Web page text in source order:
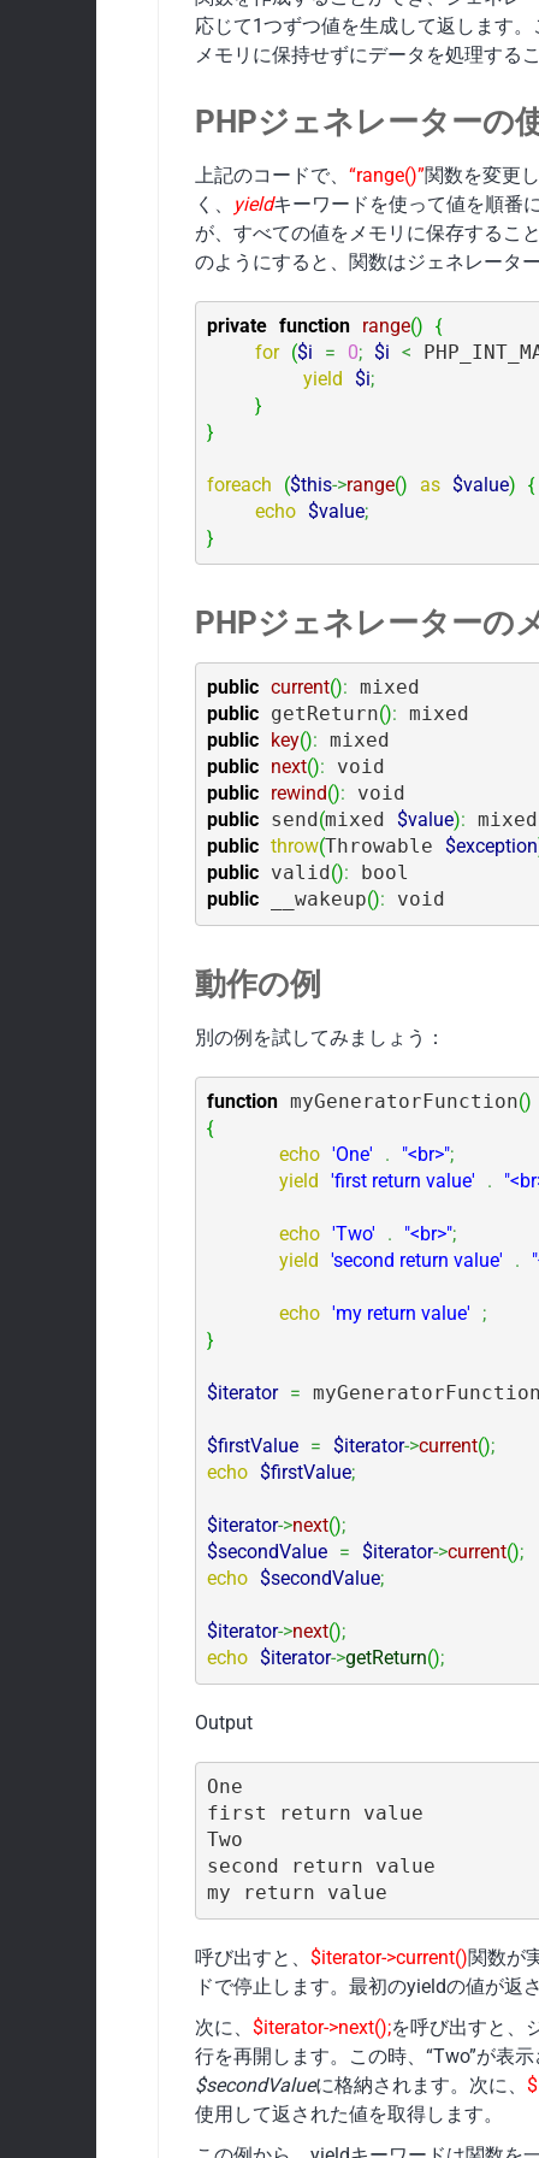
応じて1つずつ値を生成して返します
メモリに保持せずにデータを処理する
PHPジェネレーターの
上記のコードで、 “range()”関数を変更
く、
yieldキーワードを使って値を順番
が、すべての値をメモリに保存するこ
のようにすると、関数はジェネレータ
private function range() {
for ($i = 0; $i <
yield $i;
}
}
foreach ($this->range() as $value) {
echo $value;
}
PHPジェネレーターの
public current():
public getReturn():
public key():
public next():
public rewind():
public send(mixed $value):
public throw(Throwable $exception
public valid():
public __wakeup(): void
動作の例
別の例を試してみましょう：
function myGeneratorFunction()
{
echo 'One' . "<br>";
yield 'first return value' .
echo 'Two' . "<br>";
yield 'second return value' .
echo 'my return value'
;
}
$iterator =
$firstValue = $iterator->current();
echo $firstValue;
$iterator->next();
$secondValue = $iterator->current();
echo $secondValue;
$iterator->next();
echo $iterator->getReturn();
Output
One
first return value
Two
second return value
呼び出すと、 $iterator->current()関数が
ドで停止します。最初のyieldの値が返
次に、 $iterator->next();を呼び出すと、
行を再開します。この時、“Two”が表
$secondValueに格納されます。次に、
使用して返された値を取得します。